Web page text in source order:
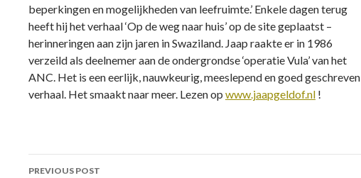
beperkingen en mogelijkheden van leefruimte.’ Enkele dagen terug
heeft hij het verhaal ‘Op de weg naar huis’ op de site geplaatst –
herinneringen aan zijn jaren in Swaziland. Jaap raakte er in 1986
verzeild als deelnemer aan de ondergrondse ‘operatie Vula’ van het
ANC. Het is een eerlijk, nauwkeurig, meeslepend en goed geschreven
verhaal. Het smaakt naar meer. Lezen op www.jaapgeldof.nl !
Post
PREVIOUS POST